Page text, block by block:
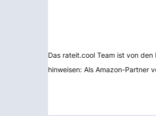
Das rateit.cool Team ist von
hinweisen: Als Amazon-Partner